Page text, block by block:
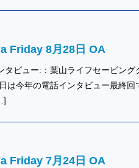
Friday 8月28日 OA
ビュー:：葉山ライフセービング
は今年の電話インタビュー最終回
Friday 7月24日 OA